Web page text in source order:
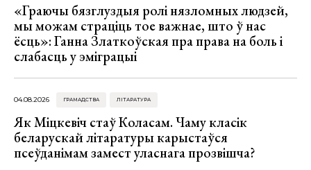
«Граючы бязглуздыя ролі нязломных людзей,
мы можам страціць тое важнае, што ў нас
ёсць»: Ганна Златкоўская пра права на боль і
слабасць у эміграцыі
04.08.2026 ГРАМАДСТВА ЛІТАРАТУРА
Як Міцкевіч стаў Коласам. Чаму класік
беларускай літаратуры карыстаўся
псеўданімам замест уласнага прозвішча?